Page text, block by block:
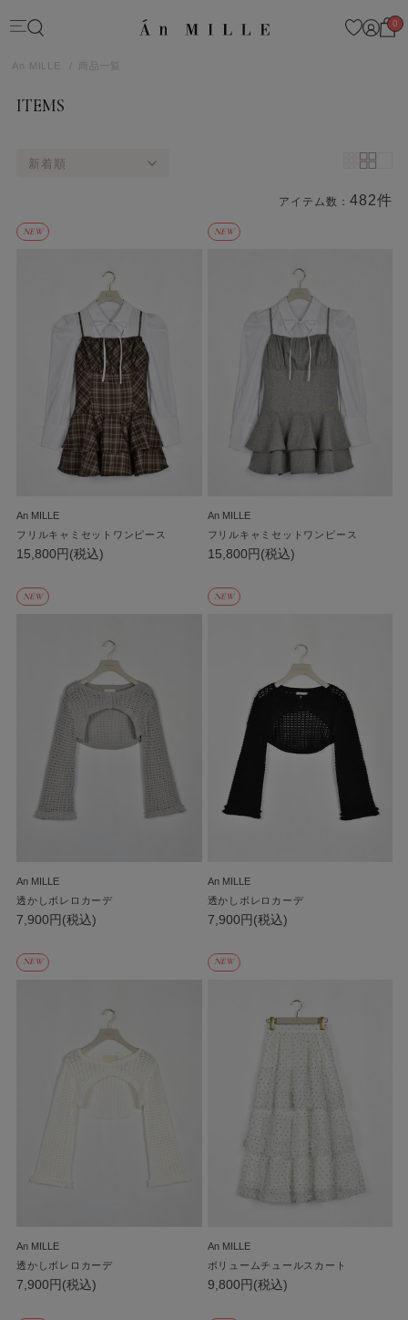
0
An MILLE 商品一覧
ITEMS
新着順
アイテム数：482件
商品一覧
NEW
An MILLE
フリルキャミセットワンピース
15,800円(税込)
NEW
An MILLE
フリルキャミセットワンピース
15,800円(税込)
NEW
An MILLE
透かしボレロカーデ
7,900円(税込)
NEW
An MILLE
透かしボレロカーデ
7,900円(税込)
NEW
An MILLE
透かしボレロカーデ
7,900円(税込)
NEW
An MILLE
ボリュームチュールスカート
9,800円(税込)